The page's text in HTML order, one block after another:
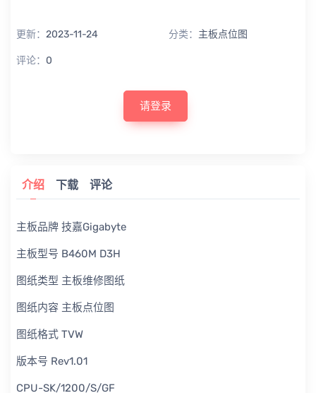
更新： 2023-11-24 分类： 主板点位图
评论： 0
请登录
介绍 下载 评论
主板品牌 技嘉Gigabyte
主板型号 B460M D3H
图纸类型 主板维修图纸
图纸内容 主板点位图
图纸格式 TVW
版本号 Rev1.01
CPU-SK/1200/S/GF